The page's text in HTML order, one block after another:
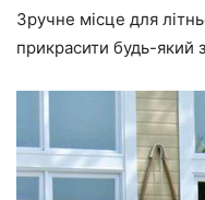
Зручне місце для
прикрасити будь-який